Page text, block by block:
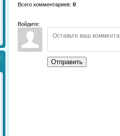
Всего комментариев: 0
Войдите:
Отправить